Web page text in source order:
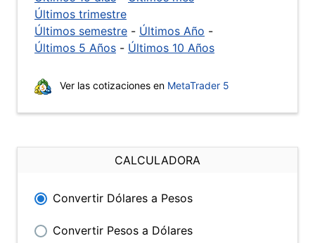
Últimos trimestre
Últimos semestre - Últimos Año -
Últimos 5 Años - Últimos 10 Años
Ver las cotizaciones en MetaTrader 5
CALCULADORA
Convertir Dólares a Pesos
Convertir Pesos a Dólares